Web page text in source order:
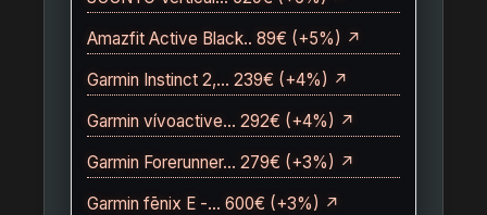
Amazfit Active Black.. 89€ (+5%) ↗
Garmin Instinct 2,… 239€ (+4%) ↗
Garmin vívoactive… 292€ (+4%) ↗
Garmin Forerunner… 279€ (+3%) ↗
Garmin fēnix E -… 600€ (+3%) ↗